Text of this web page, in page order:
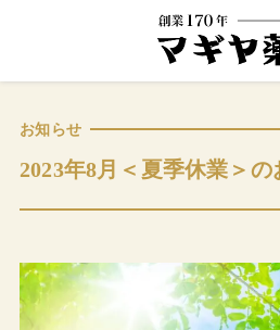
2023年8月＜夏季休業＞の
お知らせ